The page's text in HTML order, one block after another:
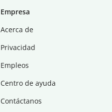
Empresa
Acerca de
Privacidad
Empleos
Centro de ayuda
Contáctanos